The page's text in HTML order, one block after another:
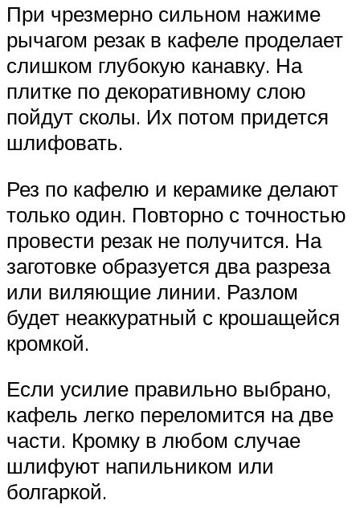
При чрезмерно сильном нажиме
рычагом резак в кафеле проделает
слишком глубокую канавку. На
плитке по декоративному слою
пойдут сколы. Их потом придется
шлифовать.
Рез по кафелю и керамике делают
только один. Повторно с точностью
провести резак не получится. На
заготовке образуется два разреза
или виляющие линии. Разлом
будет неаккуратный с крошащейся
кромкой.
Если усилие правильно выбрано,
кафель легко переломится на две
части. Кромку в любом случае
шлифуют напильником или
болгаркой.